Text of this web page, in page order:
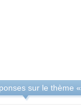
sur le thème «